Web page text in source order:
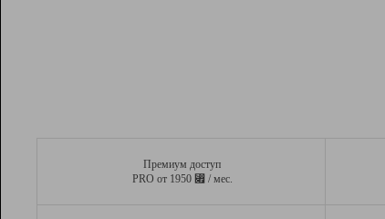
Премиум доступ
PRO от 1950 ⃏ / мес.